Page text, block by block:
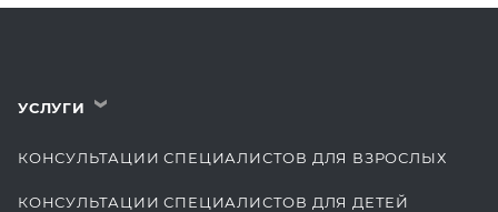
УСЛУГИ ›
КОНСУЛЬТАЦИИ СПЕЦИАЛИСТОВ ДЛЯ ВЗРОСЛЫХ
КОНСУЛЬТАЦИИ СПЕЦИАЛИСТОВ ДЛЯ ДЕТЕЙ